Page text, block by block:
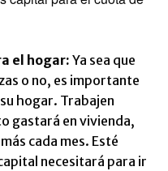
el hogar: Ya sea que
o no, es importante
hogar. Trabajen
gastará en vivienda,
cada mes. Esté
necesitará para ir